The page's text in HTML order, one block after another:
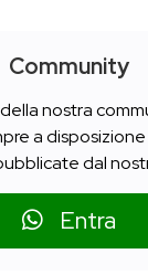
Community
nostra
a
dal
Entra